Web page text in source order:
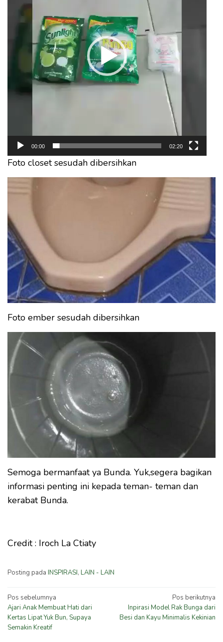
00:00 02:20
Foto closet sesudah dibersihkan
Foto ember sesudah dibersihkan
Semoga bermanfaat ya Bunda. Yuk,segera bagikan
informasi penting ini kepada teman- teman dan
kerabat Bunda.
Credit : Iroch La Ctiaty
Posting pada INSPIRASI, LAIN - LAIN
Navigasi
pos
Pos sebelumnya
Ajari Anak Membuat Hati dari
Kertas Lipat Yuk Bun, Supaya
Semakin Kreatif
Pos berikutnya
Inpirasi Model Rak Bunga dari
Besi dan Kayu Minimalis Kekinian